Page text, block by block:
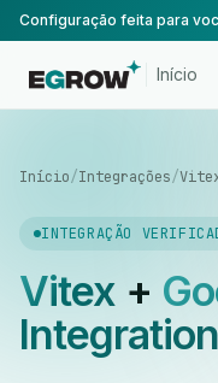
Início
Início/Integrações/
INTEGRAÇÃO
Vitex+
Integration